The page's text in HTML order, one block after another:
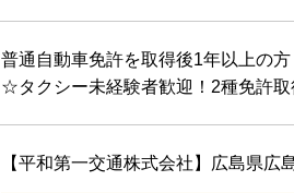
普通自動車免許を取得後1年以上の方
☆タクシー未経験者歓迎！2種免許取
【平和第一交通株式会社】広島県広